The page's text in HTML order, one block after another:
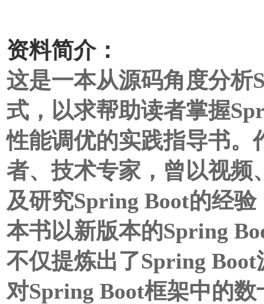
资料简介：
这是一本从源码角度分析
式，以求帮助读者掌握
性能调优的实践指导书。
者、技术专家，曾以视频
及研究Spring Boot的经
本书以新版本的Spring
不仅提炼出了Spring
对Spring Boot框架中的